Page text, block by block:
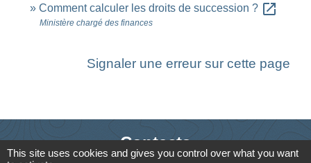
Comment calculer les droits de succession ? open_in_new
Ministère chargé des finances
Signaler une erreur sur cette page
Contacts
This site uses cookies and gives you control over what you want